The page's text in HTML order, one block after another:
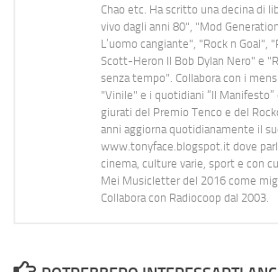
Chao etc. Ha scritto una decina di
vivo dagli anni 80", "Mod
L’uomo cangiante", "Rock n Goal",
Scott-Heron Il Bob Dylan Nero" e
senza tempo". Collabora con i
"Vinile" e i quotidiani “Il Manifesto”
giurati del Premio Tenco e del
anni aggiorna quotidianamente il
www.tonyface.blogspot.it dove
cinema, culture varie, sport e con
Mei Musicletter del 2016 come
Collabora con Radiocoop dal 2003.